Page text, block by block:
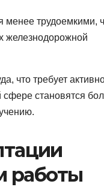
менее трудоемкими,
железнодорожной
что требует
становятся
работы